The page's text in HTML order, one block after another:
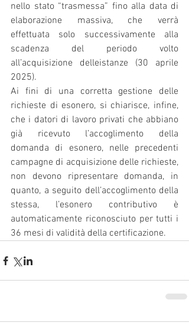
nello stato “trasmessa” fino alla data di
elaborazione massiva, che verrà
effettuata solo successivamente alla
scadenza del periodo volto
all’acquisizione delleistanze (30 aprile
2025).
Ai fini di una corretta gestione delle
richieste di esonero, si chiarisce, infine,
che i datori di lavoro privati che abbiano
già ricevuto l’accoglimento della
domanda di esonero, nelle precedenti
campagne di acquisizione delle richieste,
non devono ripresentare domanda, in
quanto, a seguito dell’accoglimento della
stessa, l’esonero contributivo è
automaticamente riconosciuto per tutti i
36 mesi di validità della certificazione.